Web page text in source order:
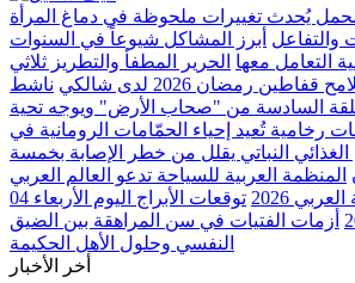
يُحدث تغييرات ملحوظة في دماغ المرأة
والتفاعل أبرز المشاكل شيوعاً في السنوات
التعامل معها الحرير المطفأ والتطريز ثلاثي
رمضان 2026 لدى شالكي
ناشط
السادسة من "صحاب الأرض" ويوجه تحية
رخامية تُعيد إحياء الحمّامات الرومانية في
الغذائي النباتي يقلل من خطر الإصابة بخمسة
المنظمة العربية للسياحة تدعو العالم العربي
2026
توقعات الأبراج اليوم الأربعاء 04
أزمات الفتيات في سن المراهقة بين الضيق
النفسي وحلول الأهل الحكيمة
أخر الأخبار